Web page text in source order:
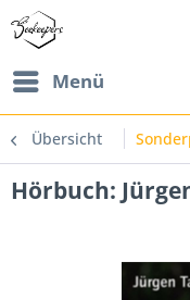
Menü
Übersicht
Hörbuch: